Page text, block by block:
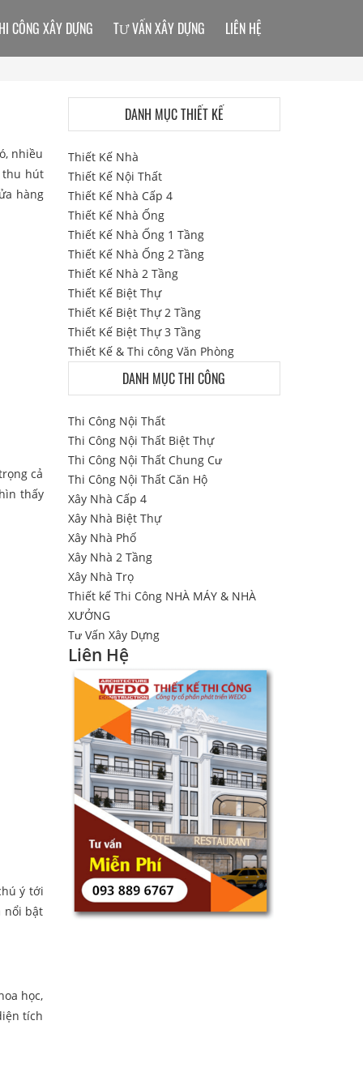
nhiều
thu hút
hàng
cả
thấy
ý tới
nổi bật
học,
tích
CÔNG XÂY DỰNG TƯ VẤN XÂY DỰNG LIÊN HỆ
DANH MỤC THIẾT KẾ
Thiết Kế Nhà
Thiết Kế Nội Thất
Thiết Kế Nhà Cấp 4
Thiết Kế Nhà Ống
Thiết Kế Nhà Ống 1 Tầng
Thiết Kế Nhà Ống 2 Tầng
Thiết Kế Nhà 2 Tầng
Thiết Kế Biệt Thự
Thiết Kế Biệt Thự 2 Tầng
Thiết Kế Biệt Thự 3 Tầng
Thiết Kế & Thi công Văn Phòng
DANH MỤC THI CÔNG
Thi Công Nội Thất
Thi Công Nội Thất Biệt Thự
Thi Công Nội Thất Chung Cư
Thi Công Nội Thất Căn Hộ
Xây Nhà Cấp 4
Xây Nhà Biệt Thự
Xây Nhà Phố
Xây Nhà 2 Tầng
Xây Nhà Trọ
Thiết kế Thi Công NHÀ MÁY & NHÀ
XƯỞNG
Tư Vấn Xây Dựng
Liên Hệ